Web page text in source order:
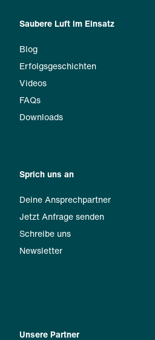
Saubere Luft im Einsatz
Blog
Erfolgsgeschichten
Videos
FAQs
Downloads
Sprich uns an
Deine Ansprechpartner
Jetzt Anfrage senden
Schreibe uns
Newsletter
Unsere Partner